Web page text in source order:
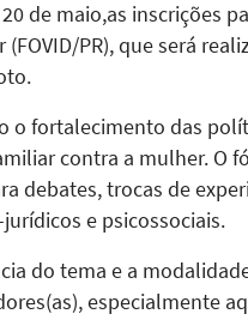
de maio,as inscrições
PR), que será
o fortalecimento das
contra a mulher. O
debates, trocas de
e psicossociais.
do tema e a
especialmente